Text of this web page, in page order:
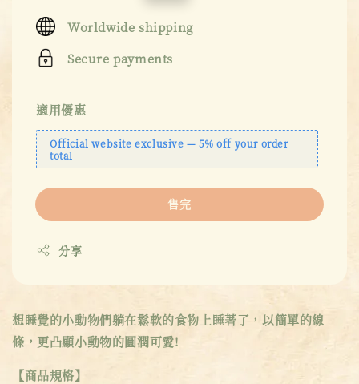
Worldwide shipping
Secure payments
適用優惠
Official website exclusive — 5% off your order
total
售完
分享
想睡覺的小動物們躺在鬆軟的食物上睡著了，以簡單的線
條，更凸顯小動物的圓潤可愛!
【商品規格】